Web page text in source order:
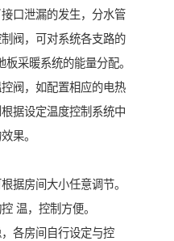
口泄漏的发生，分水管
阀，可对系统各支路的
采暖系统的能量分配。
阀，如配置相应的电热
据设定温度控制系统中
果。
据房间大小任意调节。
温，控制方便。
各房间自行设定与控